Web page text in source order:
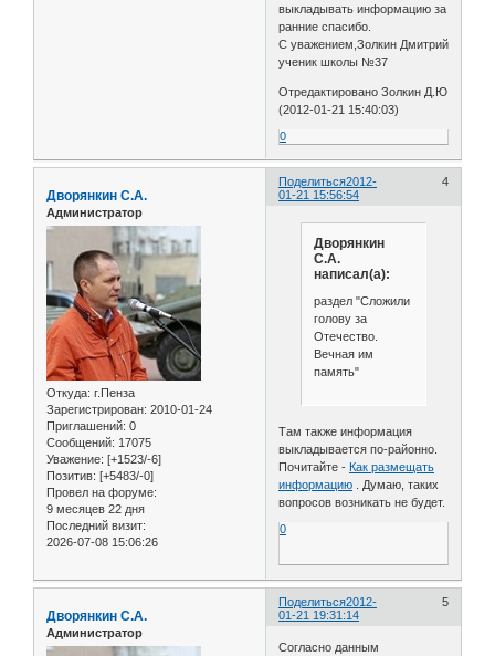
выкладывать информацию за
ранние спасибо.
С уважением,Золкин Дмитрий
ученик школы №37
Отредактировано Золкин Д.Ю
(2012-01-21 15:40:03)
0
Поделиться 4
2012-
01-21 15:56:54
Дворянкин С.А.
Администратор
Откуда: г.Пенза
Зарегистрирован: 2010-01-24
Приглашений: 0
Сообщений: 17075
Уважение: [+1523/-6]
Позитив: [+5483/-0]
Провел на форуме:
9 месяцев 22 дня
Последний визит:
2026-07-08 15:06:26
Дворянкин
С.А.
написал(а):
раздел "Сложили
голову за
Отечество.
Вечная им
память"
Там также информация
выкладывается по-районно.
Почитайте - Как размещать
информацию . Думаю, таких
вопросов возникать не будет.
0
Поделиться 5
2012-
01-21 19:31:14
Дворянкин С.А.
Администратор
Согласно данным